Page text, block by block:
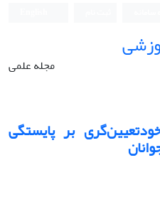
مجله علمی
بر پایستگی